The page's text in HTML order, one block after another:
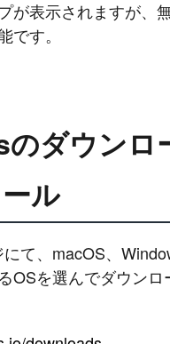
が表示されますが、
です。
ダウンロ
ル
て、macOS、
OSを選んでダウンロ